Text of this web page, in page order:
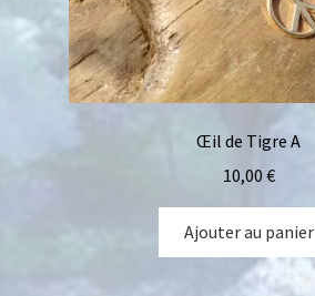
Mon compte
Panier
Œil de Tigre A
10,00 €
Ajouter au panier